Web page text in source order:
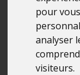
pour
analyser
visiteurs.